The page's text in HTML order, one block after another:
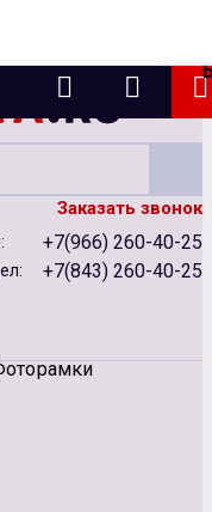
Заказать звонок
+7(966) 260-40-25
+7(843) 260-40-25